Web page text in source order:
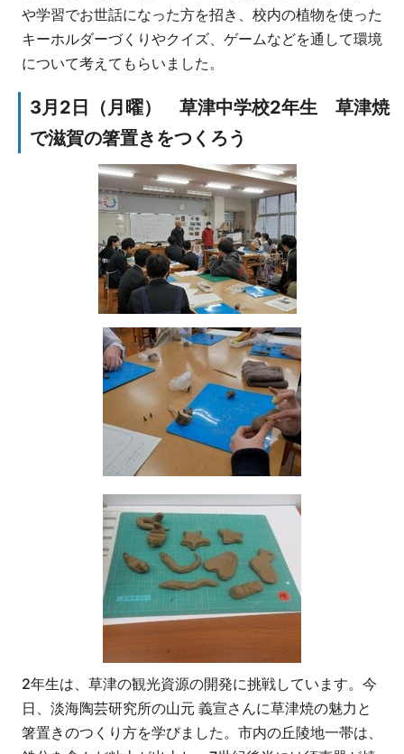
や学習でお世話になった方を招き、校内の植物を使った
キーホルダーづくりやクイズ、ゲームなどを通して環境
について考えてもらいました。
3月2日（月曜） 草津中学校2年生 草津焼
で滋賀の箸置きをつくろう
2年生は、草津の観光資源の開発に挑戦しています。今
日、淡海陶芸研究所の山元 義宣さんに草津焼の魅力と
箸置きのつくり方を学びました。市内の丘陵地一帯は、